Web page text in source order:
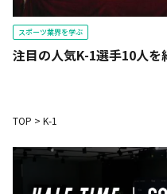
スポーツ業界を学ぶ
注目の人気K-1選手10人を
TOP > K-1